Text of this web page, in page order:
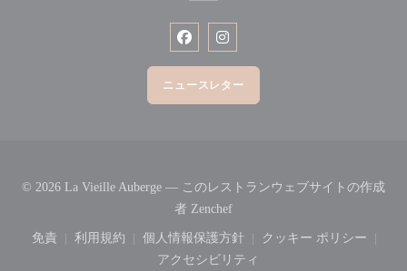
Facebook ((新しいウィンドウで開
Instagram ((新しいウィンド
ニュースレター
© 2026 La Vieille Auberge — このレストランウェブサイトの作成
者 Zenchef((新しいウィンドウで開きま
免責
((新しいウィンドウで開きます))
利用規約
((新しいウィンドウで開きます))
個人情報保護方針
((新しいウィンドウで開きます))
クッキー ポリシー
((新しいウィ
アクセシビリティ